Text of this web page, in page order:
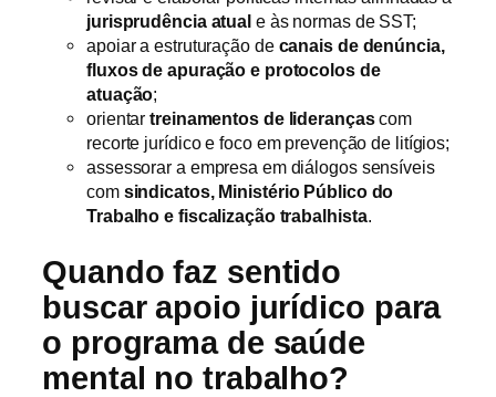
jurisprudência atual e às normas de SST;
apoiar a estruturação de canais de denúncia,
fluxos de apuração e protocolos de
atuação;
orientartreinamentos de liderançascom
recorte jurídico e foco em prevenção de litígios;
assessorar a empresa em diálogos sensíveis
com sindicatos, Ministério Público do
Trabalho e fiscalização trabalhista.
Quando faz sentido
buscar apoio jurídico para
o programa de saúde
mental no trabalho?